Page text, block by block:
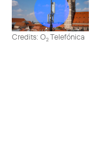
Credits: O2Telefónica